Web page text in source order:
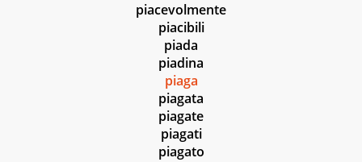
piacevolmente
piacibili
piada
piadina
piaga
piagata
piagate
piagati
piagato